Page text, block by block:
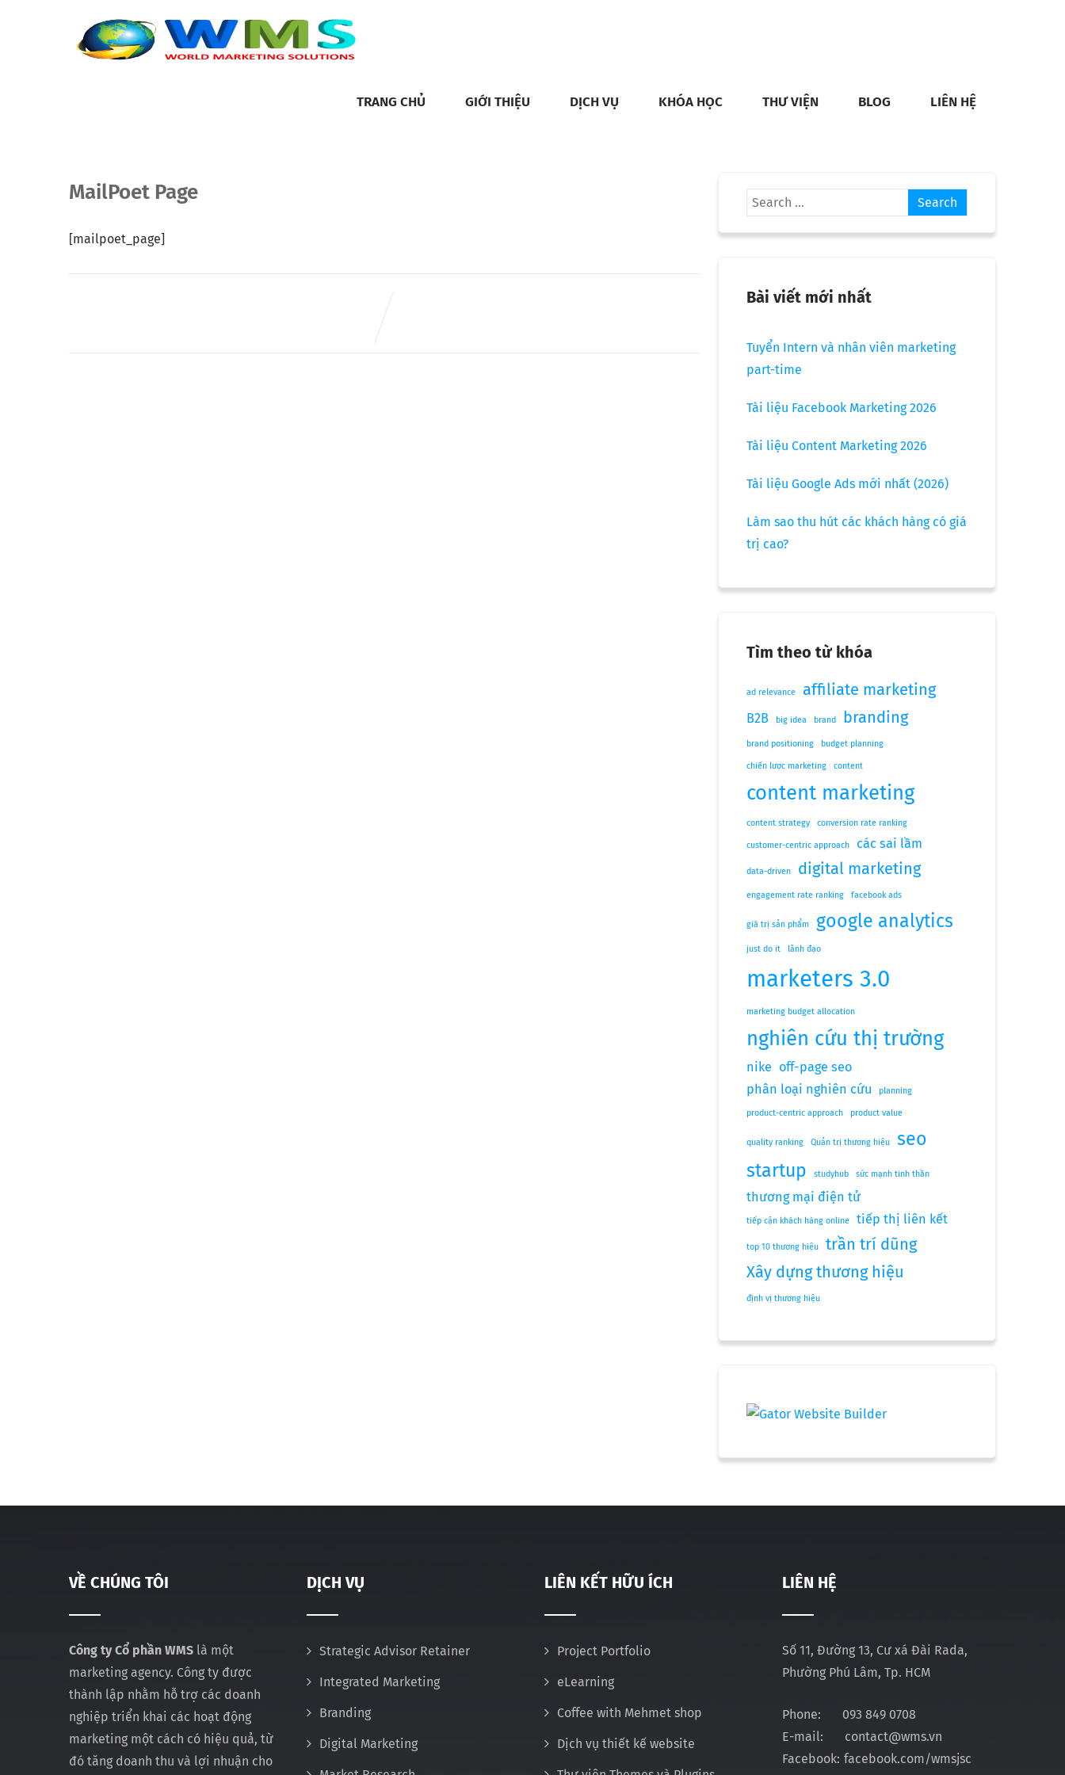
TRANG CHỦ GIỚI THIỆU DỊCH VỤ KHÓA HỌC THƯ VIỆN BLOG LIÊN HỆ
MailPoet Page
[mailpoet_page]
Bài viết mới nhất
Tuyển Intern và nhân viên marketing
part-time
Tài liệu Facebook Marketing 2026
Tài liệu Content Marketing 2026
Tài liệu Google Ads mới nhất (2026)
Làm sao thu hút các khách hàng có giá
trị cao?
Tìm theo từ khóa
ad relevance affiliate marketing
B2B big idea brand branding
brand positioning budget planning
chiến lược marketing content
content marketing
content strategy conversion rate ranking
customer-centric approach các sai lầm
data-driven digital marketing
engagement rate ranking facebook ads
giá trị sản phẩm google analytics
just do it lãnh đạo
marketers 3.0
marketing budget allocation
nghiên cứu thị trường
nike off-page seo
phân loại nghiên cứu
planning
product-centric approach product value
quality ranking Quản trị thương hiệu
seo
startup
studyhub sức mạnh tinh thần
thương mại điện tử
tiếp cận khách hàng online tiếp thị liên kết
top 10 thương hiệu
trần trí dũng
Xây dựng thương hiệu
định vị thương hiệu
VỀ CHÚNG TÔI
Công ty Cổ phần WMS là một
marketing agency. Công ty được
thành lập nhằm hỗ trợ các doanh
nghiệp triển khai các hoạt động
marketing một cách có hiệu quả, từ
đó tăng doanh thu và lợi nhuận cho
DỊCH VỤ
Strategic Advisor Retainer
Integrated Marketing
Branding
Digital Marketing
LIÊN KẾT HỮU ÍCH
Project Portfolio
eLearning
Coffee with Mehmet shop
Dịch vụ thiết kế website
LIÊN HỆ
Số 11, Đường 13, Cư xá Đài Rada,
Phường Phú Lâm, Tp. HCM
Phone:
093 849 0708
E-mail:
contact@wms.vn
Facebook: facebook.com/wmsjsc